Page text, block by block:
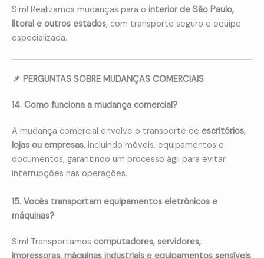
Sim! Realizamos mudanças para o interior de São Paulo,
litoral e outros estados, com transporte seguro e equipe
especializada.
📌 PERGUNTAS SOBRE MUDANÇAS COMERCIAIS
14. Como funciona a mudança comercial?
A mudança comercial envolve o transporte de escritórios,
lojas ou empresas, incluindo móveis, equipamentos e
documentos, garantindo um processo ágil para evitar
interrupções nas operações.
15. Vocês transportam equipamentos eletrônicos e
máquinas?
Sim! Transportamos computadores, servidores,